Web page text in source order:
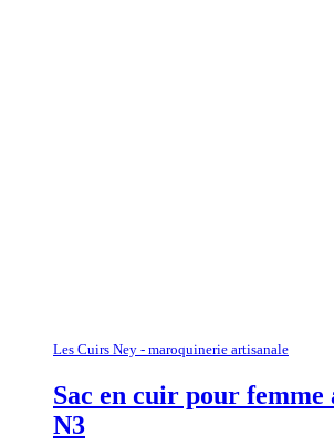
Les Cuirs Ney - maroquinerie artisanale
Sac en cuir pour femme
N3